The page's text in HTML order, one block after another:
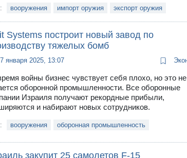
вооружения импорт оружия экспорт оружия
Systems построит новый завод по
тяжелых бомб
января 2025, 13:07
войны бизнес чувствует себя плохо, но это не
оборонной промышленности. Все оборонные
Израиля получают рекордные прибыли,
и набирают новых сотрудников.
вооружения оборонная промышленность
закупит 25 самолетов F-15